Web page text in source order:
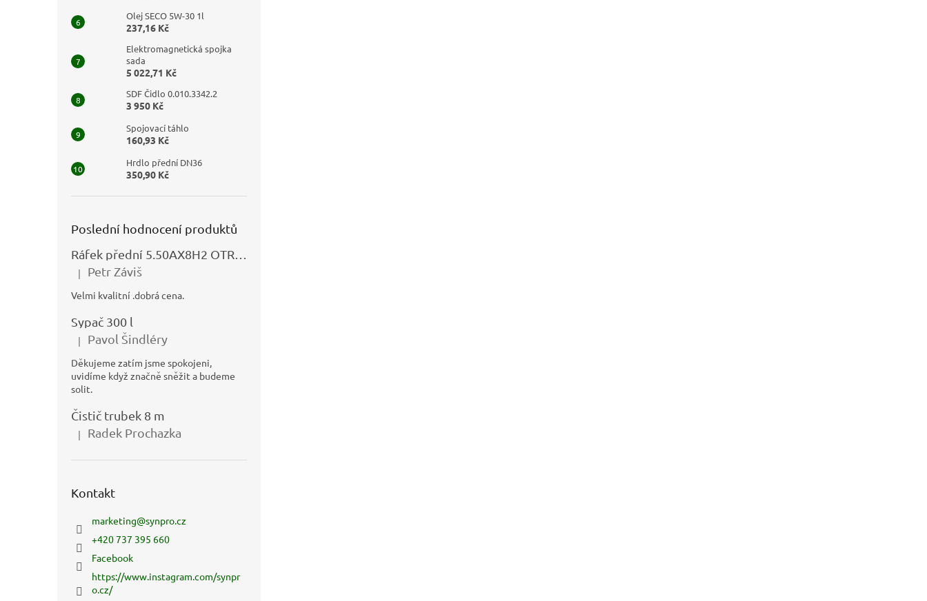
Olej SECO 5W-30 1l
237,16 Kč
Elektromagnetická spojka
sada
5 022,71 Kč
SDF Čidlo 0.010.3342.2
3 950 Kč
Spojovací táhlo
160,93 Kč
Hrdlo přední DN36
350,90 Kč
Poslední hodnocení produktů
Hodnocení produktu je 5 z 5 hvězdiček.
| Petr Záviš
Velmi kvalitní .dobrá cena.
Sypač 300 l
Hodnocení produktu je 5 z 5 hvězdiček.
| Pavol Šindléry
Děkujeme zatím jsme spokojeni,
uvidíme když značně sněžit a budeme
solit.
Čistič trubek 8 m
Hodnocení produktu je 5 z 5 hvězdiček.
| Radek Prochazka
Kontakt
marketing@synpro.cz
+420 737 395 660
Facebook
https://www.instagram.com/synpr
o.cz/